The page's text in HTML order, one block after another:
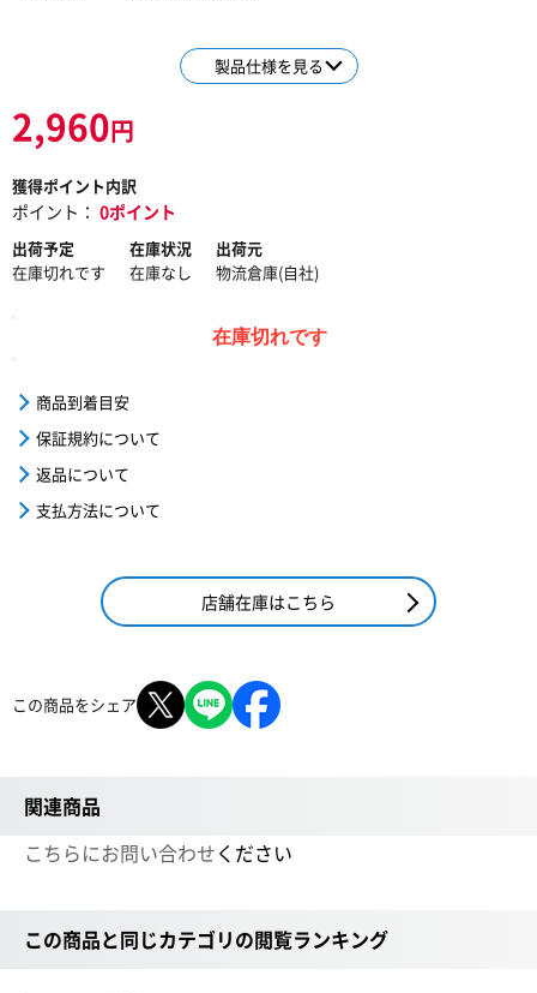
製品仕様を見る
2,960円
獲得ポイント内訳
ポイント： 0ポイント
出荷予定
在庫切れです
在庫状況
在庫なし
出荷元
物流倉庫(自社)
在庫切れです
商品到着目安
保証規約について
返品について
支払方法について
店舗在庫はこちら
この商品をシェア
関連商品
こちらにお問い合わせください
この商品と同じカテゴリの閲覧ランキング